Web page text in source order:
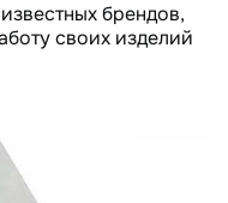
брендов,
своих изделий